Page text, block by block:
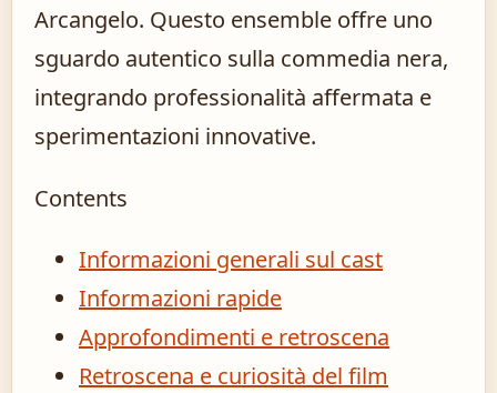
Arcangelo. Questo ensemble offre uno
sguardo autentico sulla commedia nera,
integrando professionalità affermata e
sperimentazioni innovative.
Contents
Informazioni generali sul cast
Informazioni rapide
Approfondimenti e retroscena
Retroscena e curiosità del film